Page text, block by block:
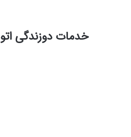
خدمات دوزندگی